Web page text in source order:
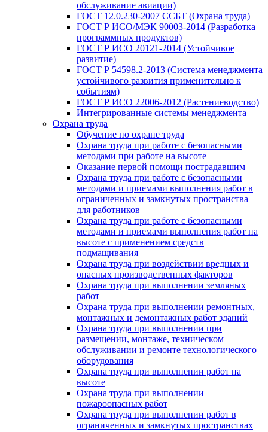
обслуживание авиации)
ГОСТ 12.0.230-2007 ССБТ (Охрана труда)
ГОСТ Р ИСО/МЭК 90003-2014 (Разработка
программных продуктов)
ГОСТ Р ИСО 20121-2014 (Устойчивое
развитие)
ГОСТ Р 54598.2-2013 (Система менеджмента
устойчивого развития применительно к
событиям)
ГОСТ Р ИСО 22006-2012 (Растениеводство)
Интегрированные системы менеджмента
Охрана труда
Обучение по охране труда
Охрана труда при работе с безопасными
методами при работе на высоте
Оказание первой помощи пострадавшим
Охрана труда при работе с безопасными
методами и приемами выполнения работ в
ограниченных и замкнутых пространства
для работников
Охрана труда при работе с безопасными
методами и приемами выполнения работ на
высоте с применением средств
подмащивания
Охрана труда при воздействии вредных и
опасных производственных факторов
Охрана труда при выполнении земляных
работ
Охрана труда при выполнении ремонтных,
монтажных и демонтажных работ зданий
Охрана труда при выполнении при
размещении, монтаже, техническом
обслуживании и ремонте технологического
оборудования
Охрана труда при выполнении работ на
высоте
Охрана труда при выполнении
пожароопасных работ
Охрана труда при выполнении работ в
ограниченных и замкнутых пространствах